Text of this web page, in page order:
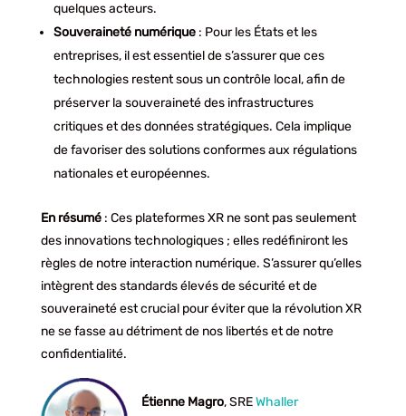
quelques acteurs.
Souveraineté numérique: Pour les États et les
entreprises, il est essentiel de s’assurer que ces
technologies restent sous un contrôle local, afin de
préserver la souveraineté des infrastructures
critiques et des données stratégiques. Cela implique
de favoriser des solutions conformes aux régulations
nationales et européennes.
En résumé: Ces plateformes XR ne sont pas seulement
des innovations technologiques ; elles redéfiniront les
règles de notre interaction numérique. S’assurer qu’elles
intègrent des standards élevés de sécurité et de
souveraineté est crucial pour éviter que la révolution XR
ne se fasse au détriment de nos libertés et de notre
confidentialité.
Étienne Magro, SREWhaller